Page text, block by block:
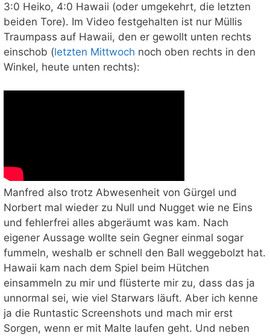
3:0 Heiko, 4:0 Hawaii (oder umgekehrt, die letzten
beiden Tore). Im Video festgehalten ist nur Müllis
Traumpass auf Hawaii, den er gewollt unten rechts
einschob (letzten Mittwoch noch oben rechts in den
Winkel, heute unten rechts):
Manfred also trotz Abwesenheit von Gürgel und
Norbert mal wieder zu Null und Nugget wie ne Eins
und fehlerfrei alles abgeräumt was kam. Nach
eigener Aussage wollte sein Gegner einmal sogar
fummeln, weshalb er schnell den Ball weggebolzt hat.
Hawaii kam nach dem Spiel beim Hütchen
einsammeln zu mir und flüsterte mir zu, dass das ja
unnormal sei, wie viel Starwars läuft. Aber ich kenne
ja die Runtastic Screenshots und mach mir erst
Sorgen, wenn er mit Malte laufen geht. Und neben